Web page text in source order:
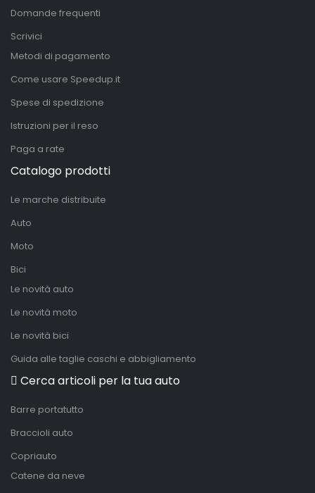
Domande frequenti
Scrivici
Metodi di pagamento
Come usare Speedup.it
Spese di spedizione
Istruzioni per il reso
Paga a rate
Catalogo prodotti
Le marche distribuite
Auto
Moto
Bici
Le novità auto
Le novità moto
Le novità bici
Guida alle taglie caschi e abbigliamento
Cerca articoli per la tua auto
Barre portatutto
Braccioli auto
Copriauto
Catene da neve